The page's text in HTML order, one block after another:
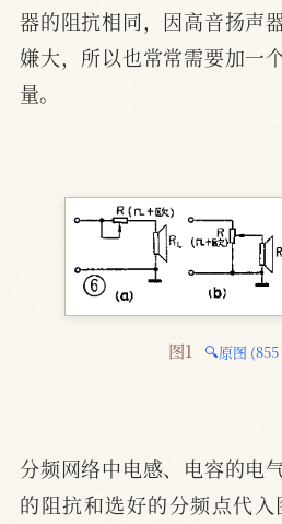
器的阻抗相同，因高音扬声
嫌大，所以也常常需要加一
量。
图1 🔍原图
分频网络中电感、电容的电
的阻抗和选好的分频点代